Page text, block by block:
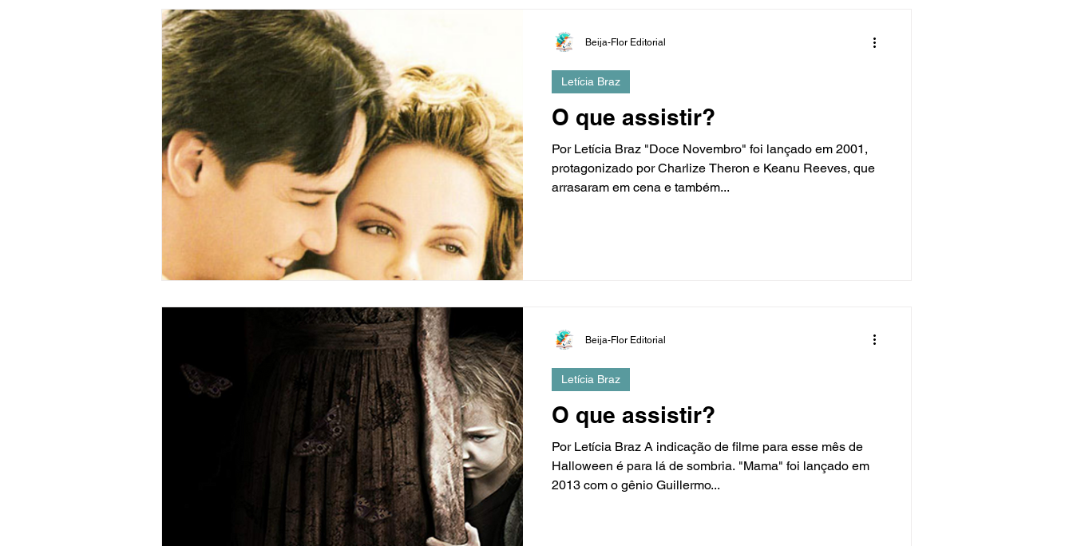
O que assistir?
Por Letícia Braz "Doce Novembro" foi lançado em 2001,
protagonizado por Charlize Theron e Keanu Reeves, que
arrasaram em cena e também...
Letícia Braz
Beija-Flor Editorial
O que assistir?
Por Letícia Braz A indicação de filme para esse mês de
Halloween é para lá de sombria. "Mama" foi lançado em
2013 com o gênio Guillermo...
Letícia Braz
Beija-Flor Editorial